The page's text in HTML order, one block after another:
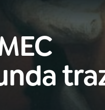
Buscar
AO VIVO